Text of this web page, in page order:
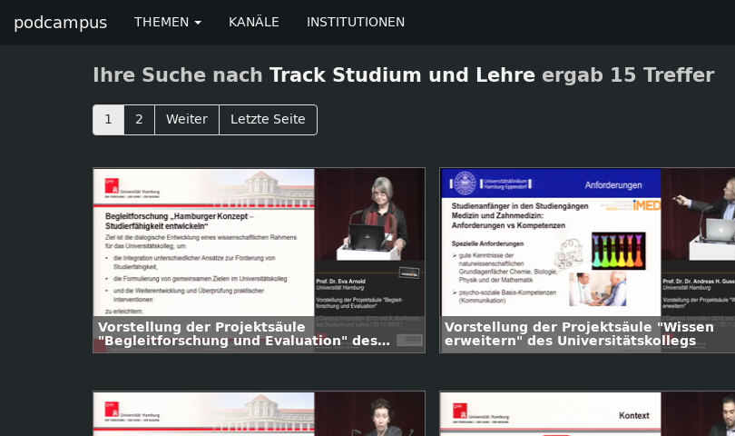
podcampus THEMEN KANÄLE INSTITUTIONEN
Ihre Suche nach Track Studium und Lehre ergab 15 Treffer
1 2 Weiter Letzte Seite
Vorstellung der Projektsäule
"Begleitforschung und Evaluation" des
Universitätskollegs
Vorstellung der Projektsäule "Wissen
erweitern" des Universitätskollegs